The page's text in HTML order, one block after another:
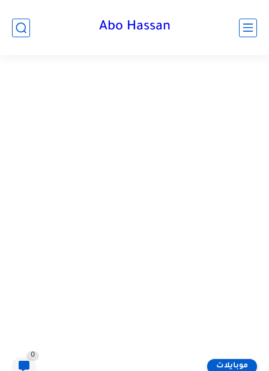
Abo Hassan
موبايلات
0